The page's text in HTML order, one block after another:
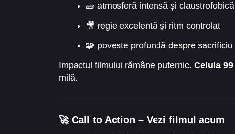
🧱 atmosferă intensă și claustrofobică
🎥 regie excelentă și ritm controlat
🧩 poveste profundă despre sacrificiu
Impactul filmului rămâne puternic. Celula 99
milă.
🚀 Call to Action – Vezi filmul acum